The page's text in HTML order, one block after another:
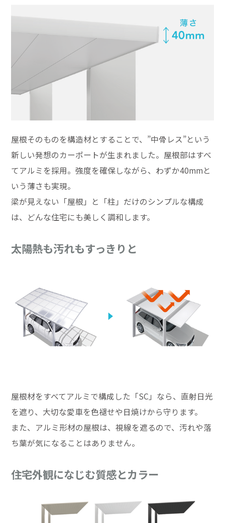
屋根そのものを構造材とすることで、”中骨レス”という
新しい発想のカーポートが生まれました。屋根部はすべ
てアルミを採用。強度を確保しながら、わずか40mmと
いう薄さも実現。
梁が見えない「屋根」と「柱」だけのシンプルな構成
は、どんな住宅にも美しく調和します。
太陽熱も汚れもすっきりと
屋根材をすべてアルミで構成した「SC」なら、直射日光
を遮り、大切な愛車を色褪せや日焼けから守ります。
また、アルミ形材の屋根は、視線を遮るので、汚れや落
ち葉が気になることはありません。
住宅外観になじむ質感とカラー